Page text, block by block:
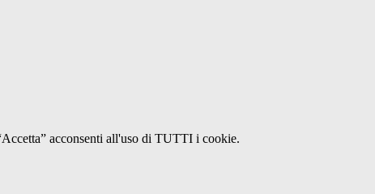
acconsenti all'uso di TUTTI i cookie.